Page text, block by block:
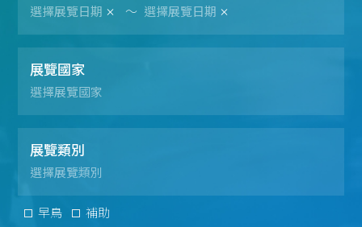
～
展覽國家
展覽類別
早鳥 補助